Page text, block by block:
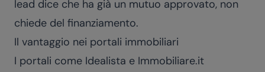
lead dice che ha già un mutuo approvato, non
chiede del finanziamento.
Il vantaggio nei portali immobiliari
I portali come Idealista e Immobiliare.it